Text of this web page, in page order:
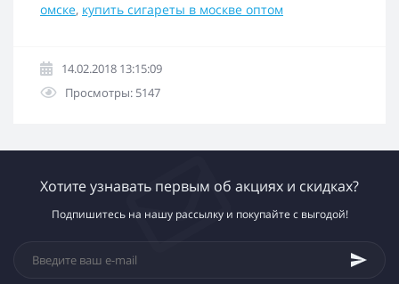
омске, купить сигареты в москве оптом
14.02.2018 13:15:09
Просмотры: 5147
Хотите узнавать первым об акциях и скидках?
Подпишитесь на нашу рассылку и покупайте с выгодой!